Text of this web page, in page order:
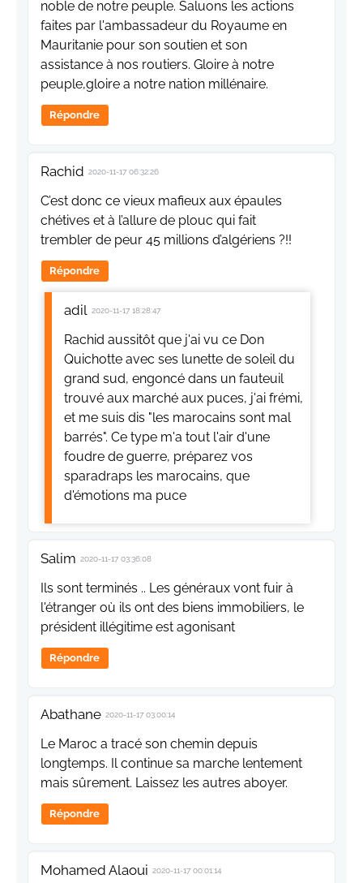
noble de notre peuple. Saluons les actions
faites par l'ambassadeur du Royaume en
Mauritanie pour son soutien et son
assistance à nos routiers. Gloire à notre
peuple,gloire a notre nation millénaire.
Répondre
Rachid 2020-11-17 06:32:26
C’est donc ce vieux mafieux aux épaules
chétives et à l’allure de plouc qui fait
trembler de peur 45 millions d’algériens ?!!
Répondre
adil 2020-11-17 18:28:47
Rachid aussitôt que j'ai vu ce Don
Quichotte avec ses lunette de soleil du
grand sud, engoncé dans un fauteuil
trouvé aux marché aux puces, j'ai frémi,
et me suis dis "les marocains sont mal
barrés". Ce type m'a tout l'air d'une
foudre de guerre, préparez vos
sparadraps les marocains, que
d'émotions ma puce
Salim 2020-11-17 03:36:08
Ils sont terminés .. Les généraux vont fuir à
l'étranger où ils ont des biens immobiliers, le
président illégitime est agonisant
Répondre
Abathane 2020-11-17 03:00:14
Le Maroc a tracé son chemin depuis
longtemps. Il continue sa marche lentement
mais sûrement. Laissez les autres aboyer.
Répondre
Mohamed Alaoui 2020-11-17 00:01:14